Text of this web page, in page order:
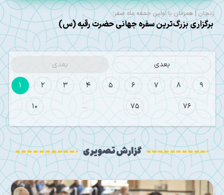
زنجان | همزمان با اولین جمعه ماه صفر؛
برگزاری بزرگ‌ترین سفره جهانی حضرت رقیه (س)
بعدی
بعدی
1
2 3 4 5 6 7 8
9
10
… 75 76
گزارش تصویری